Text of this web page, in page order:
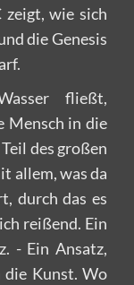
wie sich
die Genesis
fließt,
Mensch in die
des großen
allem, was da
durch das es
reißend. Ein
- Ein Ansatz,
Kunst. Wo